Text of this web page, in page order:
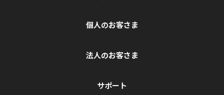
個人のお客さま
法人のお客さま
サポート